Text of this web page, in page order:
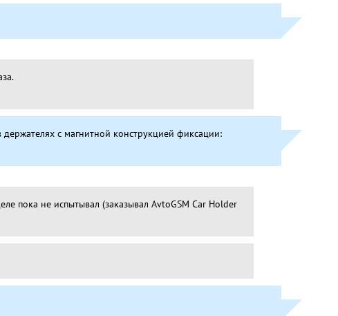
с магнитной конструкцией фиксации:
пока не испытывал (заказывал AvtoGSM Car Holder